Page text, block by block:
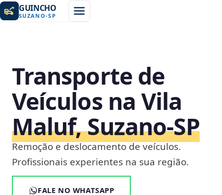
GUINCHO
SUZANO-SP
Transporte de
Veículos na Vila
Maluf, Suzano‑SP
Remoção e deslocamento de veículos.
Profissionais experientes na sua região.
FALE NO WHATSAPP